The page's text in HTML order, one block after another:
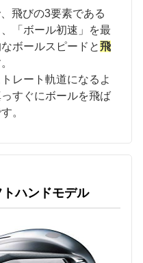
飛びの3要素である
「ボール初速」を最
ボールスピードと飛
レート軌道になるよ
すぐにボールを飛ば
。
トハンドモデル